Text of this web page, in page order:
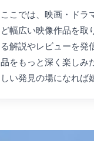
ここでは、映画・ドラ
ど幅広い映像作品を取
る解説やレビューを発
品をもっと深く楽しみ
しい発見の場になれば